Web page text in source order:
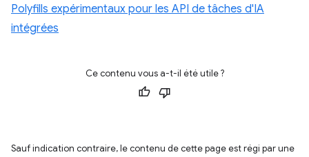
Polyfills expérimentaux pour les API de tâches d'IA
intégrées
Ce contenu vous a-t-il été utile ?
Sauf indication contraire, le contenu de cette page est régi par une